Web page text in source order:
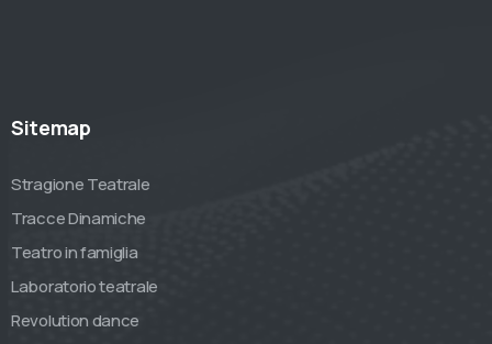
Sitemap
Stragione Teatrale
Tracce Dinamiche
Teatro in famiglia
Laboratorio teatrale
Revolution dance